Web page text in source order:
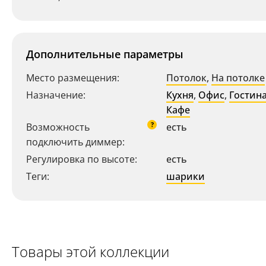
Ваш регион:Москва
+7 (800) 775-63-32
Дополнительные параметры
Место размещения: Потолок, На потолке
Назначение:
Кухня, Офис,
Кафе
Возможность
подключить диммер:
? есть
Регулировка по высоте:
есть
Теги:
шарики
Товары этой коллекции